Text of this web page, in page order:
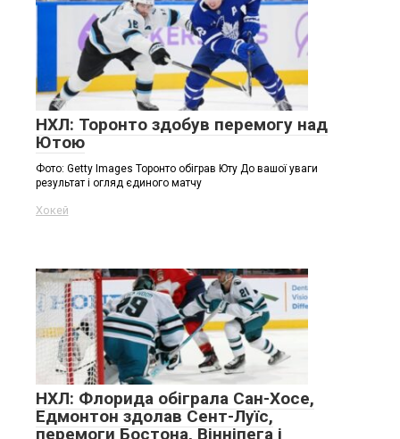
НХЛ: Торонто здобув перемогу над
Ютою
Фото: Getty Images Торонто обіграв Юту До вашої уваги
результат і огляд єдиного матчу
Хокей
НХЛ: Флорида обіграла Сан-Хосе,
Едмонтон здолав Сент-Луїс,
перемоги Бостона, Вінніпега і